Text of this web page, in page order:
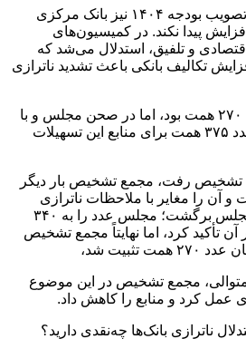
کارشناس پولی: در فرآیند تصویب بودجه ۱۴۰۴ نیز بانک مرکزی
پیدا نکند. در کمیسیون‌های
و تلفیق، استدلال می‌شد که
تکالیف بانکی باعث تشدید ناترازی
در ابتدا جمع‌بندی روی عدد ۲۷۰ همت بود، اما در صحن مجلس و با
پیگیری برخی نمایندگان، عدد ۳۷۵ همت برای منابع این تسهیلات
تشخیص رفت، مجمع تشخیص بار دیگر
و آن را مغایر با ملاحظات ناترازی
بانکی دانست، مصوبه به مجلس برگشت؛ مجلس عدد را به ۳۴۰
تأکید کرد، اما نهایتاً مجمع تشخیص
شد،
مجمع تشخیص در این موضوع
عمل کرد و منابع را کاهش داد.
ناترازی بانک‌ها چه‌نقدی دارید؟